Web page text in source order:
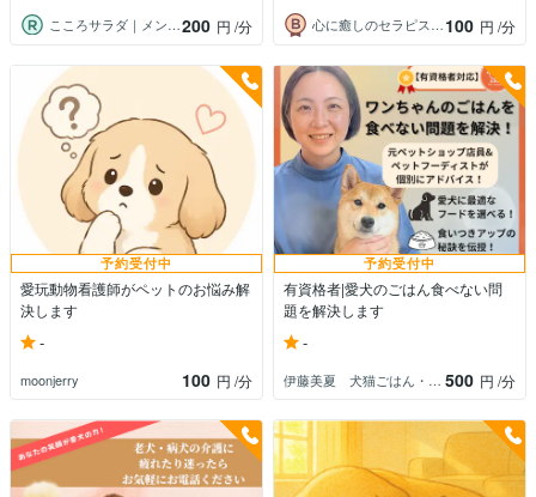
こころサラダ｜メンタル・ペットライフケア200 円 /分 心に癒しのセラピスト❤️キヨミ100 円 /分
予約受付中
愛玩動物看護師がペットのお悩み解
決します
-
moonjerry 100 円 /分
予約受付中
有資格者|愛犬のごはん食べない問
題を解決します
-
伊藤美夏 犬猫ごはん・お悩み相談 500 円 /分